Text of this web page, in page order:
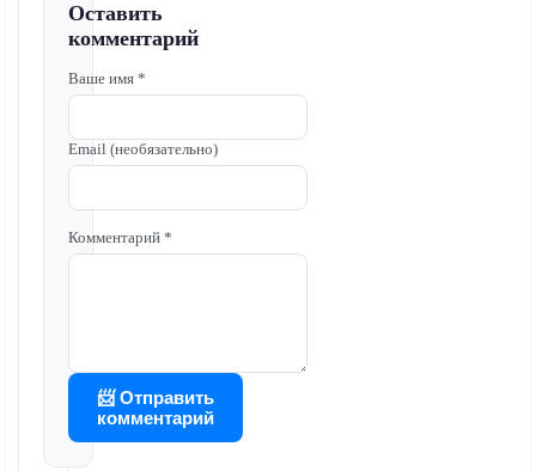
Оставить
комментарий
Ваше имя *
Email (необязательно)
Комментарий *
📨 Отправить
комментарий